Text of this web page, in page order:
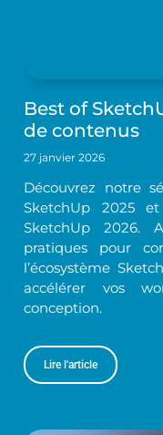
Best of
de contenus
27 janvier 2026
Découvrez notre
SketchUp 2025
SketchUp 2026.
pratiques pour
l’écosystème
accélérer vos
conception.
Lire l'article